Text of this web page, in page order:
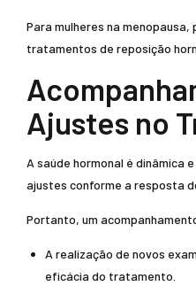
Para mulheres na
tratamentos de reposição
Ajustes no
A saúde hormonal é dinâmica
ajustes conforme a resposta
Portanto, um
A realização de novos
eficácia do tratamento.